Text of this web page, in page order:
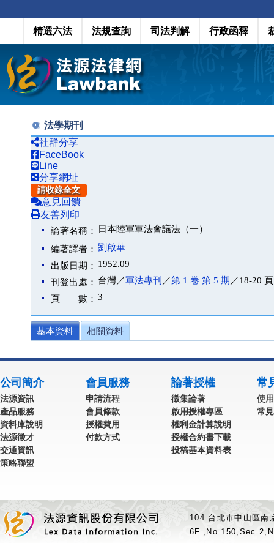
精選六法 法規查詢 司法判解 行政函釋
法學期刊
社群分享
FaceBook
Line
分享網址
請收錄全文
意見回饋
友善列印
論著名稱： 日本陸軍軍法會議法（一）
編著譯者： 劉啟華
出版日期： 1952.09
刊登出處： 台灣／軍法專刊 ／第 1 卷 第 5 期 ／18-20 頁
頁 數： 3
基本資料 相關資料
公司簡介
法源資訊
產品服務
資料庫說明
法源徵才
交通資訊
策略聯盟
會員服務
申請流程
會員條款
授權費用
付款方式
論著授權
徵集論著
啟用授權專區
權利金計算說明
授權合約書下載
投稿基本資料表
常
使
常
104 台北市中山區